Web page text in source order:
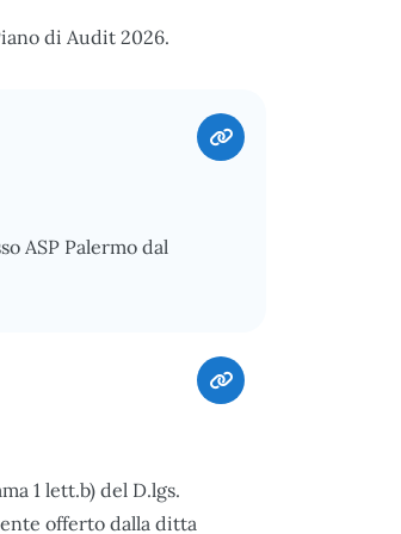
di Audit 2026.
ASP Palermo dal
1 lett.b) del D.lgs.
offerto dalla ditta